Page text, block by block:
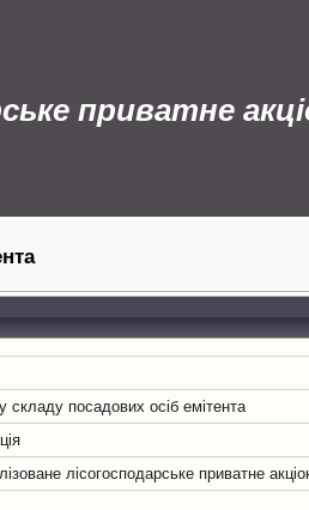
приватне
складу посадових осіб емітента
лісогосподарське приватне